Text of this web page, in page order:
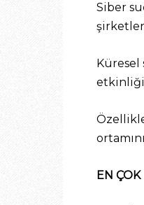
Siber
Küresel
EN